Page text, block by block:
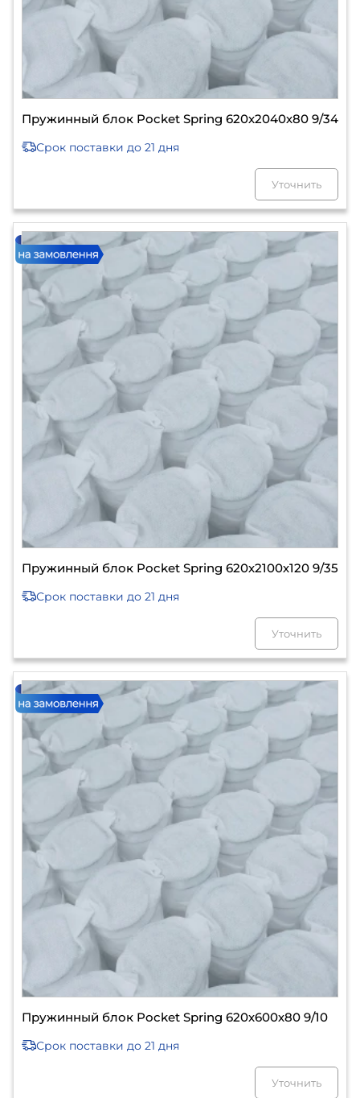
Пружинный блок Pocket Spring 620х2040х80 9/34
Срок поставки до 21 дня
Уточнить
Пружинный блок Pocket Spring 620х2100х120 9/35
Срок поставки до 21 дня
Уточнить
Пружинный блок Pocket Spring 620х600х80 9/10
Срок поставки до 21 дня
Уточнить